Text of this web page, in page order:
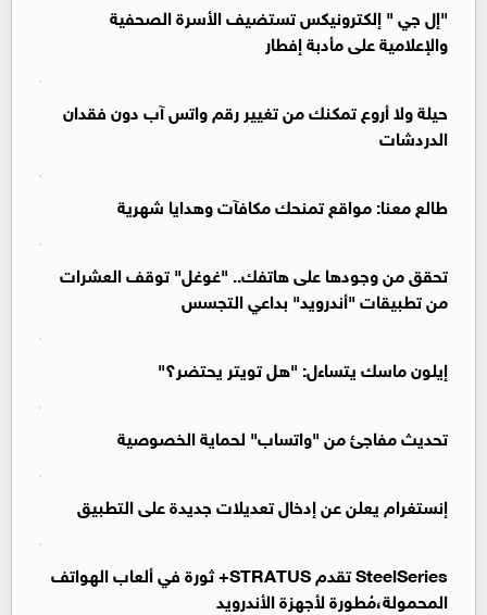
"إل جي " إلكترونيكس تستضيف الأسرة الصحفية
والإعلامية على مأدبة إفطار
حيلة ولا أروع تمكنك من تغيير رقم واتس آب دون فقدان
الدردشات
طالع معنا: مواقع تمنحك مكافآت وهدايا شهرية
تحقق من وجودها على هاتفك.. "غوغل" توقف العشرات
من تطبيقات "أندرويد" بداعي التجسس
إيلون ماسك يتساءل: "هل تويتر يحتضر؟"
تحديث مفاجئ من "واتساب" لحماية الخصوصية
إنستغرام يعلن عن إدخال تعديلات جديدة على التطبيق
SteelSeries تقدم STRATUS+ ثورة في ألعاب الهواتف
المحمولة،مُطورة لأجهزة الأندرويد